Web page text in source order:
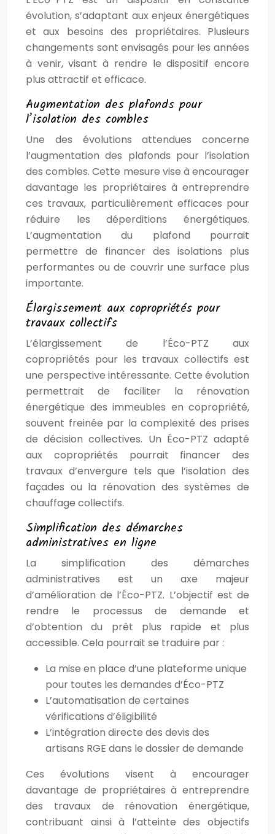
évolution, s’adaptant aux enjeux énergétiques
et aux besoins des propriétaires. Plusieurs
changements sont envisagés pour les années
à venir, visant à rendre le dispositif encore
plus attractif et efficace.
Augmentation des plafonds pour
l’isolation des combles
Une des évolutions attendues concerne
l’augmentation des plafonds pour l’isolation
des combles. Cette mesure vise à encourager
davantage les propriétaires à entreprendre
ces travaux, particulièrement efficaces pour
réduire les déperditions énergétiques.
L’augmentation du plafond pourrait
permettre de financer des isolations plus
performantes ou de couvrir une surface plus
importante.
Élargissement aux copropriétés pour
travaux collectifs
L’élargissement de l’Éco-PTZ aux
copropriétés pour les travaux collectifs est
une perspective intéressante. Cette évolution
permettrait de faciliter la rénovation
énergétique des immeubles en copropriété,
souvent freinée par la complexité des prises
de décision collectives. Un Éco-PTZ adapté
aux copropriétés pourrait financer des
travaux d’envergure tels que l’isolation des
façades ou la rénovation des systèmes de
chauffage collectifs.
Simplification des démarches
administratives en ligne
La simplification des démarches
administratives est un axe majeur
d’amélioration de l’Éco-PTZ. L’objectif est de
rendre le processus de demande et
d’obtention du prêt plus rapide et plus
accessible. Cela pourrait se traduire par :
La mise en place d’une plateforme unique
pour toutes les demandes d’Éco-PTZ
L’automatisation de certaines
vérifications d’éligibilité
L’intégration directe des devis des
artisans RGE dans le dossier de demande
Ces évolutions visent à encourager
davantage de propriétaires à entreprendre
des travaux de rénovation énergétique,
contribuant ainsi à l’atteinte des objectifs